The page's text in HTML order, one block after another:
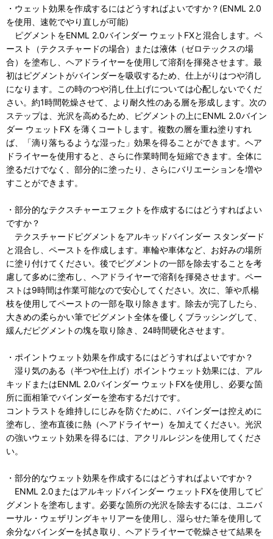
・ウェット効果を作成するにはどうすればよいですか？(ENML 2.0
を使用、速乾でやり直しが可能)
ピグメントをENML 2.0バインダー ウェットFXと混合します。ペ
ースト（テクスチャードの場合）または液体（ゼロテックスの場
合）を塗布し、ヘアドライヤーを使用して溶剤を揮発させます。最
初はピグメントがバインダーを吸収するため、仕上がりはつや消し
になります。この時のつや消し仕上げについては心配しないでくだ
さい。約1時間乾燥させて、より耐久性のある層を形成します。次の
ステップは、光沢を高めるため、ピグメントの上にENML 2.0バイン
ダー ウェットFX を薄くコートします。複数の層を重ね塗りすれ
ば、「滴り落ちるような湿った」効果を得ることができます。ヘア
ドライヤーを使用すると、さらに作業時間を短縮できます。全体に
塗るだけでなく、部分的に塗ったり、さらにバリエーションを増や
すことができます。
・部分的なテクスチャーエフェクトを作成するにはどうすればよい
ですか？
テクスチャードピグメントをアルキッドバインダー スタンダード
と混合し、ペーストを作成します。車輪や車体など、お好みの場所
に塗り付けてください。後でピグメントの一部を除去することを考
慮して多めに塗布し、ヘアドライヤーで溶剤を揮発させます。ペー
ストは9時間は作業可能なので安心してください。次に、筆や爪楊
枝を使用してペーストの一部を取り除きます。除去が完了したら、
大きめの柔らかい筆でピグメント全体を優しくブラッシングして、
緩んだピグメントの塊を取り除き、24時間硬化させます。
・ポイントウェット効果を作成するにはどうすればよいですか？
湿り気のある（半つや仕上げ）ポイントウェット効果には、アル
キッドまたはENML 2.0バインダー ウェットFXを使用し、必要な箇
所に面相筆でバインダーを塗布するだけです。
コントラストを維持しにじみを防ぐために、バインダーは控えめに
塗布し、塗布直後に熱（ヘアドライヤー）を加えてください。光沢
の強いウェット効果を得るには、アクリルレジンを使用してくださ
い。
・部分的なウェット効果を作成するにはどうすればよいですか？
ENML 2.0またはアルキッドバインダー ウェットFXを使用してピ
グメントを塗布します。必要な箇所の光沢を除去するには、ユニバ
ーサル・ウェザリングキャリアーを使用し、湿らせた筆を使用して
余分なバインダーを拭き取り、ヘアドライヤーで乾燥させて結果を